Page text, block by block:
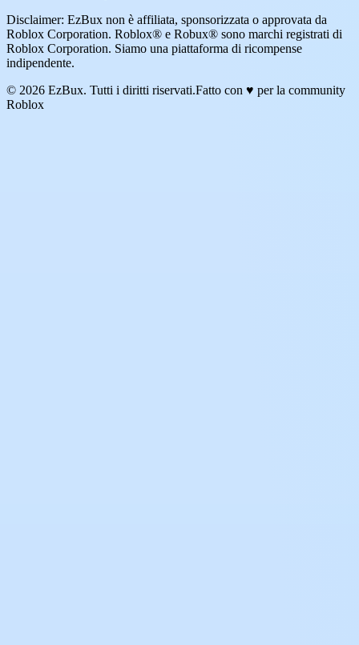
Disclaimer: EzBux non è affiliata, sponsorizzata o approvata da
Roblox Corporation. Roblox® e Robux® sono marchi registrati di
Roblox Corporation. Siamo una piattaforma di ricompense
indipendente.
© 2026 EzBux. Tutti i diritti riservati.Fatto con ♥ per la community
Roblox